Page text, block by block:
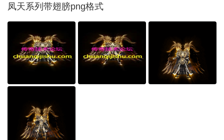
凤天系列带翅膀png格式